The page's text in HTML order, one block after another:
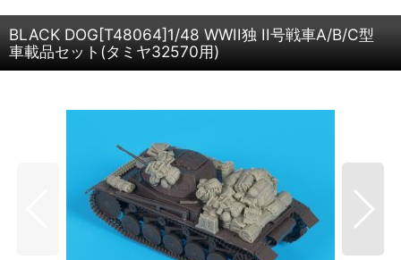
BLACK DOG[T48064]1/48 WWII独 II号戦車A/B/C型
車載品セット(タミヤ32570用)